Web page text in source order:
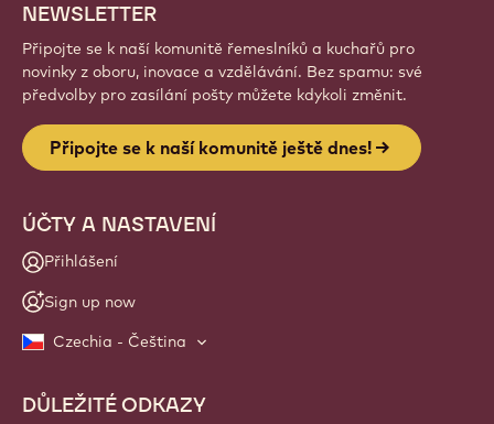
NEWSLETTER
Připojte se k naší komunitě řemeslníků a kuchařů pro
novinky z oboru, inovace a vzdělávání. Bez spamu: své
předvolby pro zasílání pošty můžete kdykoli změnit.
Připojte se k naší komunitě ještě dnes!
ÚČTY A NASTAVENÍ
Přihlášení
Sign up now
Czechia - Čeština
Footer
DŮLEŽITÉ ODKAZY